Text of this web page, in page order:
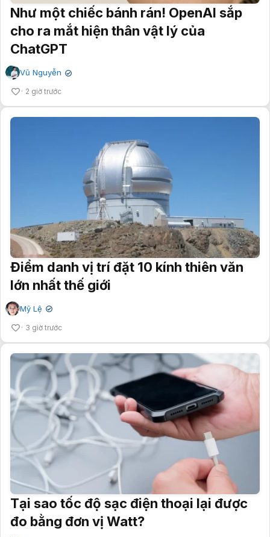
Như một chiếc bánh rán! OpenAI sắp
cho ra mắt hiện thân vật lý của
ChatGPT
Vũ Nguyễn ✔
2 giờ trước
Điểm danh vị trí đặt 10 kính thiên văn
lớn nhất thế giới
Mỹ Lệ ✔
3 giờ trước
Tại sao tốc độ sạc điện thoại lại được
đo bằng đơn vị Watt?